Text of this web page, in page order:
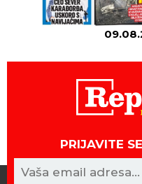
PRIJAVITE